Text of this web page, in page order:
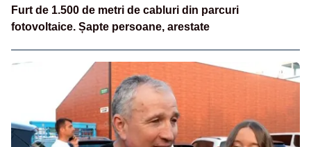
Furt de 1.500 de metri de cabluri din parcuri
fotovoltaice. Șapte persoane, arestate